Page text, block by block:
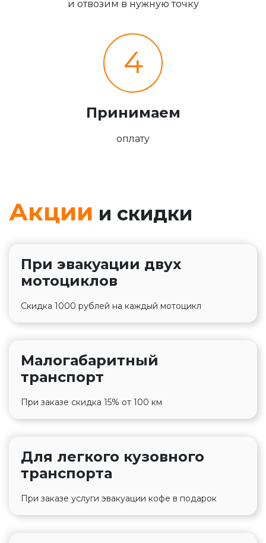
и отвозим в нужную точку
4
Принимаем
оплату
Акции и скидки
При эвакуации двух
мотоциклов
Скидка 1000 рублей на каждый мотоцикл
Малогабаритный
транспорт
При заказе скидка 15% от 100 км
Для легкого кузовного
транспорта
При заказе услуги эвакуации кофе в подарок